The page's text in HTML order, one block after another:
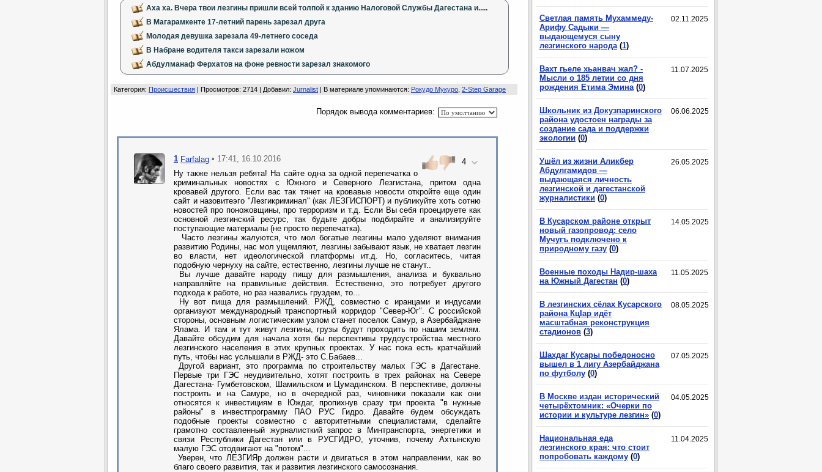
02.11.2025
Светлая память Мухаммеду-
Арифу Садыки —
выдающемуся сыну
лезгинского народа (1)
11.07.2025
Вахт гьеле хьанвач жал? -
Мысли о 185 летии со дня
рождения Етима Эмина (0)
06.06.2025
Школьник из Докузпаринского
района удостоен награды за
создание сада и поддержки
экологии (0)
26.05.2025
Ушёл из жизни Аликбер
Абдулгамидов —
выдающаяся личность
лезгинской и дагестанской
журналистики (0)
14.05.2025
В Кусарском районе открыт
новый газопровод: село
Мучугъ подключено к
природному газу (0)
11.05.2025
Военные походы Надир-шаха
на Южный Дагестан (0)
08.05.2025
В лезгинских сёлах Кусарского
района КцIар идёт
масштабная реконструкция
стадионов (3)
07.05.2025
Шахдаг Кусары победоносно
вышел в 1 лигу Азербайджана
по футболу (0)
04.05.2025
В Москве издан исторический
четырёхтомник: «Очерки по
истории и культуре лезгин» (0)
11.04.2025
Национальная еда
лезгинского края: что стоит
попробовать каждому (0)
Аха ха. Вчера твои лезгины пришли всей толпой к зданию Налоговой Службы Дагестана и.....
В Магарамкенте 17-летний парень зарезал друга
Молодая девушка зарезала 49-летнего соседа
В Набране водителя такси зарезали ножом
Абдулманаф Ферхатов на фоне ревности зарезал знакомого
Категория: Происшествия | Просмотров: 2714 | Добавил: Jurnalist | В материале упоминаются: Рокудо Мукуро 2-Step Garage
Порядок вывода комментариев:
4
1 Farfalag • 17:41, 16.10.2016
Ну также нельзя ребята! На сайте одна за одной перепечатка о
криминальных новостях с Южного и Северного Лезгистана, притом одна
кровавей другого. Если вас так тянет на кровавые новости откройте еще один
сайт и назовитеэго "Лезгикриминал" (как ЛЕЗГИСПОРТ) и публикуйте хоть сотню
новостей про поножовщины, про терроризм и т.д. Если Вы себя проецируете как
основной лезгинский ресурс, так будьте добры подбирайте и анализируйте
поступающие материалы (не просто перепечатка).
Часто лезгины жалуются, что мол богатые лезгины мало уделяют внимания
развитию Родины, нас мол ущемляют, лезгины забывают язык, не хватает лезгин
во власти, нет идеологической платформы ит.д. Но, согласитесь, читая
подобную чернуху на сайте, естественно, лезгины лучше не станут..
Вы лучше давайте народу пищу для размышления, анализа и буквально
направляйте на правильные действия. Естественно, это потребует другого
подхода к работе, но раз назвались груздем, то...
Ну вот пища для размышлений. РЖД, совместно с иранцами и индусами
организуют международный транспортный корридор "Север-Юг". С российской
стороны, основным логистическим узлом станет поселок Самур, в Азербайджане
Ялама. И там и тут живут лезгины, грузы будут проходить по нашим землям.
Давайте обсудим для начала хотя бы перспективы трудоустройства местного
лезгинского населения в этих крупных проектах. У нас пока есть кратчайший
путь, чтобы нас услышали в РЖД- это С.Бабаев...
Другой вариант, это программа по строительству малых ГЭС в Дагестане.
Первые три ГЭС неудивительно, хотят построить в трех районах на Севере
Дагестана- Гумбетовском, Шамильском и Цумадинском. В перспективе, должны
построить и на Самуре, но в очередной раз, чиновники показали как они
относятся к инвестициям в Юждаг, пропихнув сразу три проекта "в нужные
районы" в инвестпрограмму ПАО РУС Гидро. Давайте будем обсуждать
подобные проекты совместно с авторитетными специалистами, сделайте
грамотно составленный журналисткий запрос в Минтранспорта, энергетики и
связи Республики Дагестан или в РУСГИДРО, уточнив, почему Ахтынскую
малую ГЭС отодвигают на "потом"...
Уверен, что ЛЕЗГИЯр должен расти и двигаться в этом направлении, как во
благо своего развития, так и развития лезгинского самосознания.